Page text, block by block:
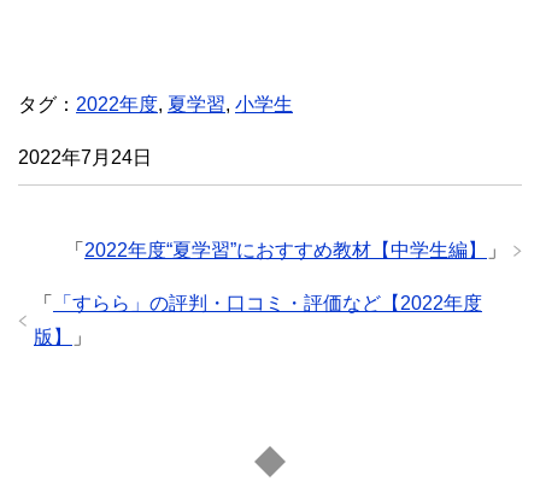
タグ： 2022年度, 夏学習, 小学生
2022年7月24日
「 2022年度“夏学習”におすすめ教材【中学生編】 」
「
「すらら」の評判・口コミ・評価など【2022年度
版】
」